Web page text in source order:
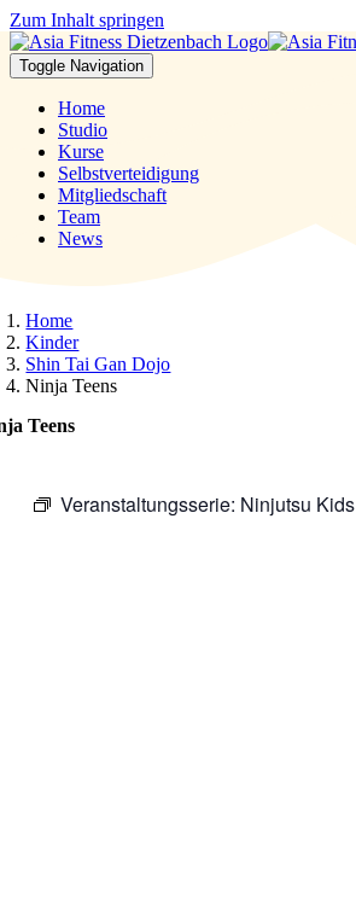
Zum Inhalt springen
Toggle Navigation
Home
Studio
Kurse
Selbstverteidigung
Mitgliedschaft
Team
News
Home
Kinder
Shin Tai Gan Dojo
Ninja Teens
Teens
Veranstaltungsserie: Ninjutsu Kids